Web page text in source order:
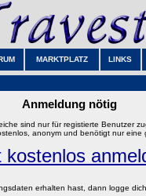
MARKTPLATZ LINKS
Anmeldung nötig
sind nur für registierte Benutzer
anonym und benötigt nur eine
kostenlos
erhalten hast, dann logge